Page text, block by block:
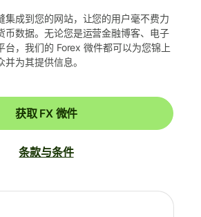
集成到您的网站，让您的用户毫不费力
币数据。无论您是运营金融博客、电子
台，我们的 Forex 微件都可以为您锦上
为其提供信息。
获取 FX 微件
条款与条件